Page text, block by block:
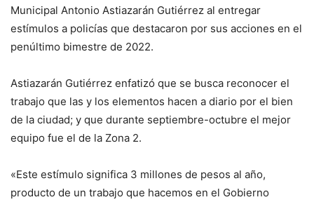
Municipal Antonio Astiazarán Gutiérrez al entregar
estímulos a policías que destacaron por sus acciones en el
penúltimo bimestre de 2022.
Astiazarán Gutiérrez enfatizó que se busca reconocer el
trabajo que las y los elementos hacen a diario por el bien
de la ciudad; y que durante septiembre-octubre el mejor
equipo fue el de la Zona 2.
«Este estímulo significa 3 millones de pesos al año,
producto de un trabajo que hacemos en el Gobierno